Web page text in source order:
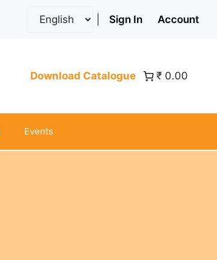
Sign In Account
Download Catalogue ₹ 0.00
Events